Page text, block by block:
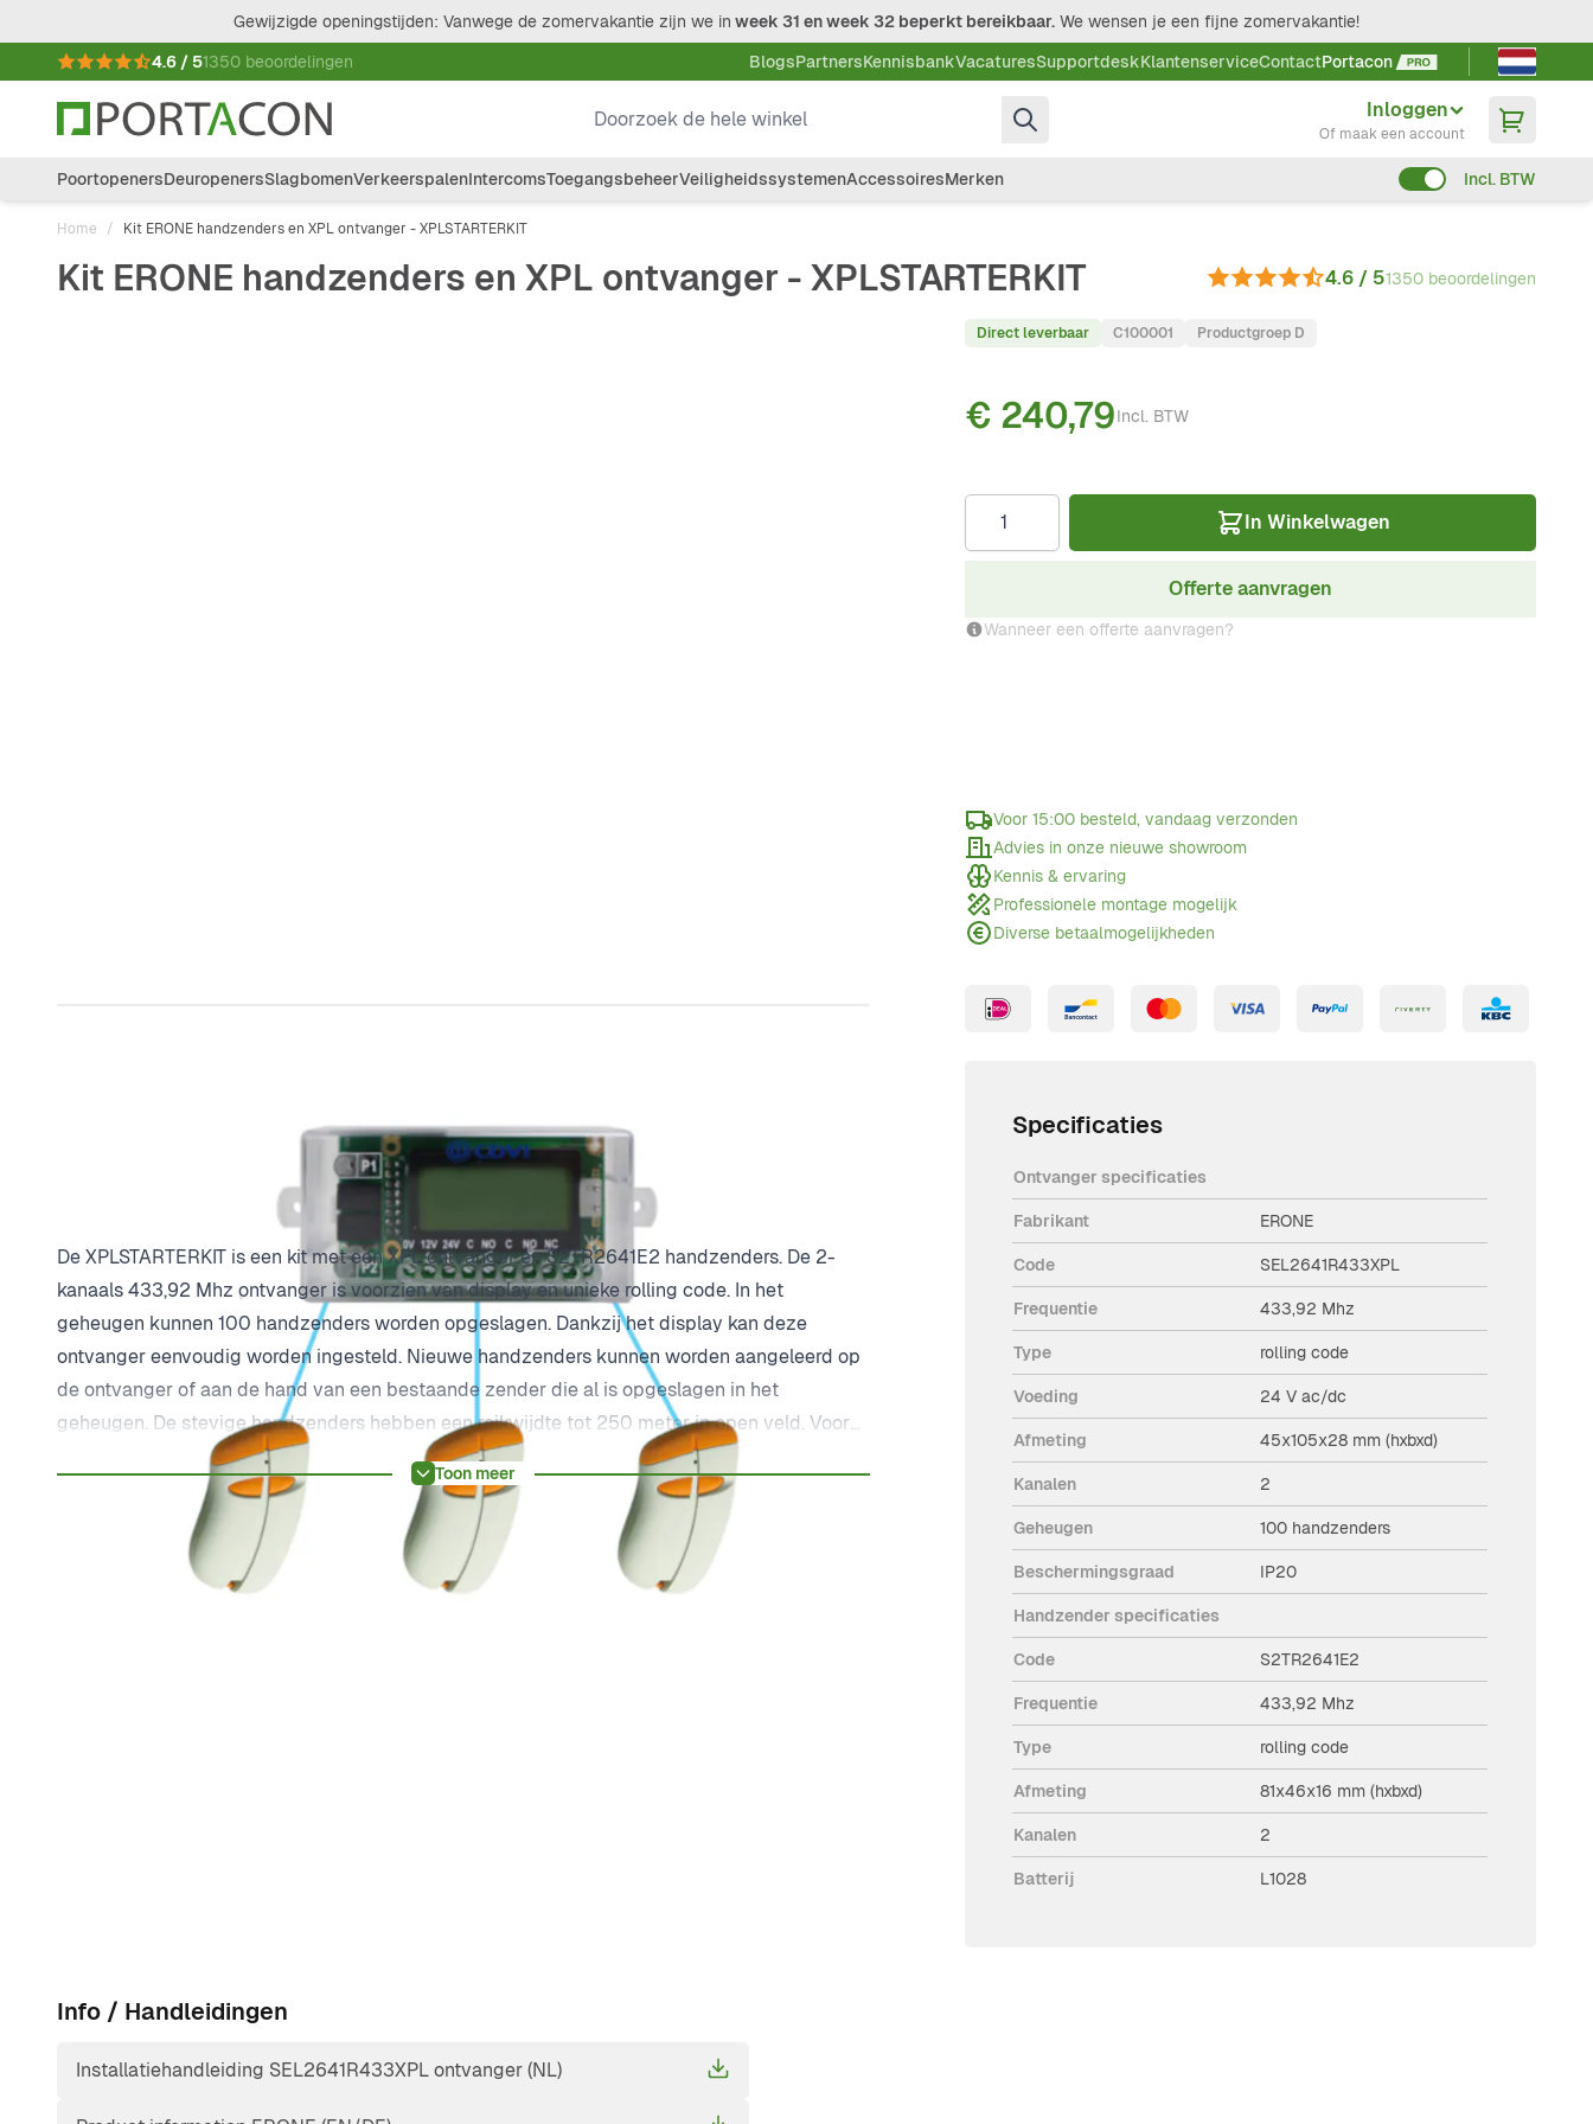
Gewijzigde openingstijden: Vanwege de zomervakantie zijn we in week 31 en week 32 beperkt bereikbaar. We wensen je een fijne zomervakantie!
4.6 / 51350 beoordelingen BlogsPartnersKennisbankVacaturesSupportdeskKlantenserviceContactPortacon
Taal kiezen
Doorzoek de hele winkel
Inloggen
Of maak een account
PoortopenersDeuropenersSlagbomenVerkeerspalenIntercomsToegangsbeheerVeiligheidssystemenAccessoiresMerken Incl. BTW
Home / Kit ERONE handzenders en XPL ontvanger - XPLSTARTERKIT
Kit ERONE handzenders en XPL ontvanger - XPLSTARTERKIT 4.6 / 51350 beoordelingen
Direct leverbaar C100001 Productgroep D
Incl. BTW
€ 240,79
In Winkelwagen
Offerte aanvragen
Wanneer een offerte aanvragen?
Voor 15:00 besteld, vandaag verzonden
Advies in onze nieuwe showroom
Kennis & ervaring
Professionele montage mogelijk
Diverse betaalmogelijkheden
3x S2TR2641E2 handzenders 2-kanaals
De XPLSTARTERKIT is een kit met een XPL ontvanger en S2TR2641E2 handzenders. De 2-
kanaals 433,92 Mhz ontvanger is voorzien van display en unieke rolling code. In het
geheugen kunnen 100 handzenders worden opgeslagen. Dankzij het display kan deze
ontvanger eenvoudig worden ingesteld. Nieuwe handzenders kunnen worden aangeleerd op
de ontvanger of aan de hand van een bestaande zender die al is opgeslagen in het
geheugen. De stevige handzenders hebben een reikwijdte tot 250 meter in open veld. Voor
de zenders is een wandhouder beschikbaar, artikelnummer C101417.
Toon meer
3x S2TR2641E2 ERONE handzenders 2-kanaals
1x XPL ERONE ontvanger
Specificaties
Ontvanger specificaties
Fabrikant ERONE
Code SEL2641R433XPL
Frequentie 433,92 Mhz
Type rolling code
Voeding 24 V ac/dc
Afmeting 45x105x28 mm (hxbxd)
Kanalen 2
Geheugen 100 handzenders
Beschermingsgraad IP20
Handzender specificaties
Code S2TR2641E2
Frequentie 433,92 Mhz
Type rolling code
Afmeting 81x46x16 mm (hxbxd)
Kanalen 2
Batterij L1028
Info / Handleidingen
Installatiehandleiding SEL2641R433XPL ontvanger (NL)